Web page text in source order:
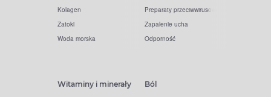
Kolagen
Zatoki
Woda morska
Preparaty przeciwwirusowe
Zapalenie ucha
Odporność
Witaminy i minerały Ból